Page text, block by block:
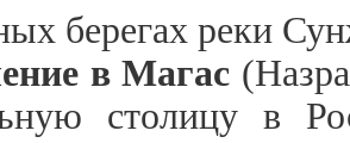
берегах реки
в Магас
столицу в